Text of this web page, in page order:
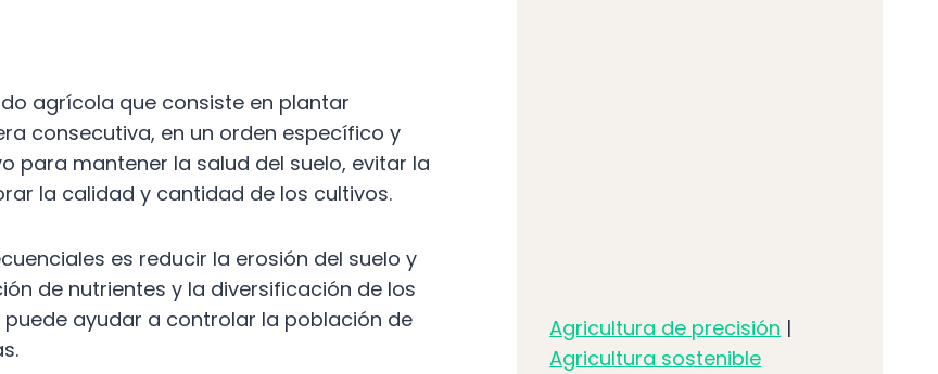
agrícola que consiste en plantar
consecutiva, en un orden específico y
para mantener la salud del suelo, evitar la
la calidad y cantidad de los cultivos.
es reducir la erosión del suelo y
de nutrientes y la diversificación de los
ayudar a controlar la población de
Agricultura de precisión |
Agricultura sostenible